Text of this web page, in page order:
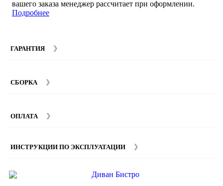
вашего заказа менеджер рассчитает при оформлении.
Подробнее
ГАРАНТИЯ
составляет 12 месяцев с момента покупки при
СБОРКА
Стоимость сборки зависит от количества и моделей
ОПЛАТА
ИНСТРУКЦИИ ПО ЭКСПЛУАТАЦИИ